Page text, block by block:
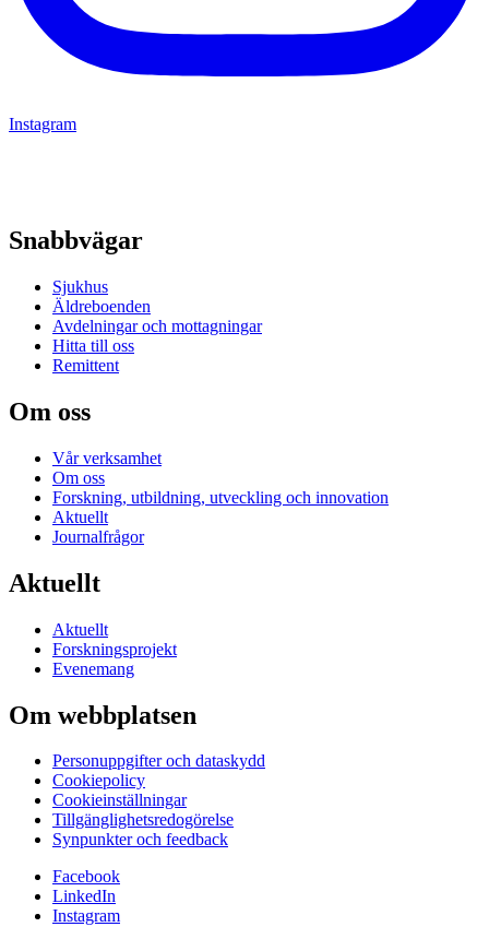
Instagram
Snabbvägar
Sjukhus
Äldreboenden
Avdelningar och mottagningar
Hitta till oss
Remittent
Om oss
Vår verksamhet
Om oss
Forskning, utbildning, utveckling och innovation
Aktuellt
Journalfrågor
Aktuellt
Aktuellt
Forskningsprojekt
Evenemang
Om webbplatsen
Personuppgifter och dataskydd
Cookiepolicy
Cookieinställningar
Tillgänglighetsredogörelse
Synpunkter och feedback
Facebook
LinkedIn
Instagram